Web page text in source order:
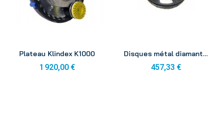
Plateau Klindex K1000
1 920,00 €
Disques métal diamants K M0 100mm (x3)
457,33 €